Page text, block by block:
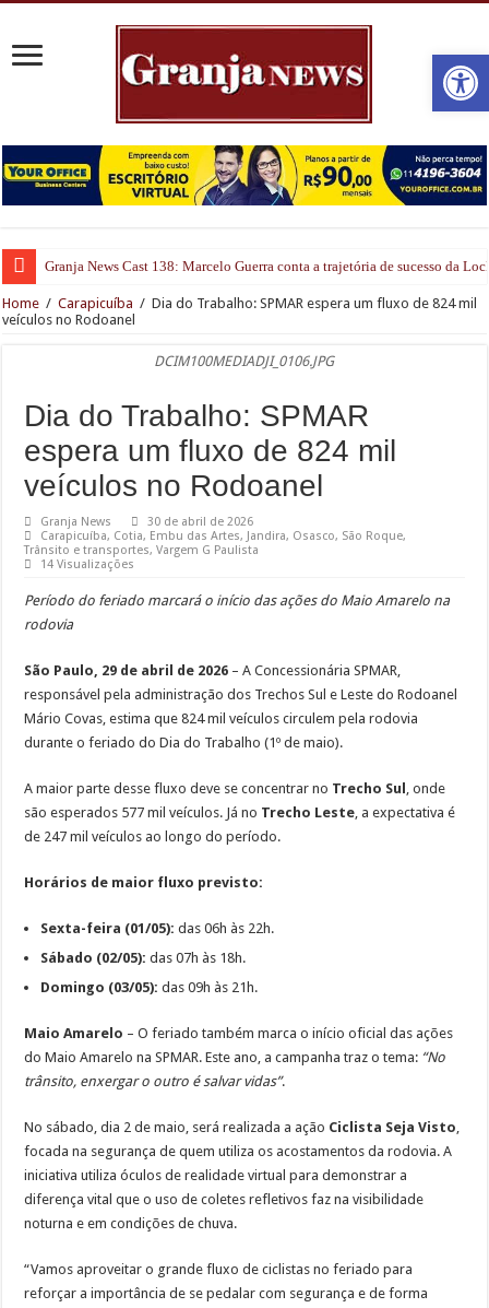
Granja News Cast 138: Marcelo Guerra conta a trajetória de sucesso da
Home / Carapicuíba / Dia do Trabalho: SPMAR espera um fluxo de 824 mil
veículos no Rodoanel
DCIM100MEDIADJI_0106.JPG
Dia do Trabalho: SPMAR
espera um fluxo de 824 mil
veículos no Rodoanel
Granja News
30 de abril de 2026
Carapicuíba, Cotia, Embu das Artes, Jandira, Osasco, São Roque,
Trânsito e transportes,Vargem G Paulista
14 Visualizações
Período do feriado marcará o início das ações do Maio Amarelo na
rodovia
São Paulo, 29 de abril de 2026 – A Concessionária SPMAR,
responsável pela administração dos Trechos Sul e Leste do Rodoanel
Mário Covas, estima que 824 mil veículos circulem pela rodovia
durante o feriado do Dia do Trabalho (1º de maio).
A maior parte desse fluxo deve se concentrar no Trecho Sul , onde
são esperados 577 mil veículos. Já no Trecho Leste, a expectativa é
de 247 mil veículos ao longo do período.
Horários de maior fluxo previsto:
Sexta-feira (01/05): das 06h às 22h.
Sábado (02/05): das 07h às 18h.
Domingo (03/05): das 09h às 21h.
Maio Amarelo – O feriado também marca o início oficial das ações
do Maio Amarelo na SPMAR. Este ano, a campanha traz o tema: “No
trânsito, enxergar o outro é salvar vidas”.
No sábado, dia 2 de maio, será realizada a ação Ciclista Seja Visto,
focada na segurança de quem utiliza os acostamentos da rodovia. A
iniciativa utiliza óculos de realidade virtual para demonstrar a
diferença vital que o uso de coletes refletivos faz na visibilidade
noturna e em condições de chuva.
“Vamos aproveitar o grande fluxo de ciclistas no feriado para
reforçar a importância de se pedalar com segurança e de forma